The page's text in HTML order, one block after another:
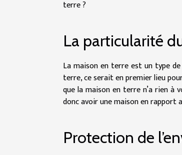
terre ?
La particularité
La maison en terre est un type
terre, ce serait en premier lieu
que la maison en terre n’a rien à
donc avoir une maison en rapport
Protection de